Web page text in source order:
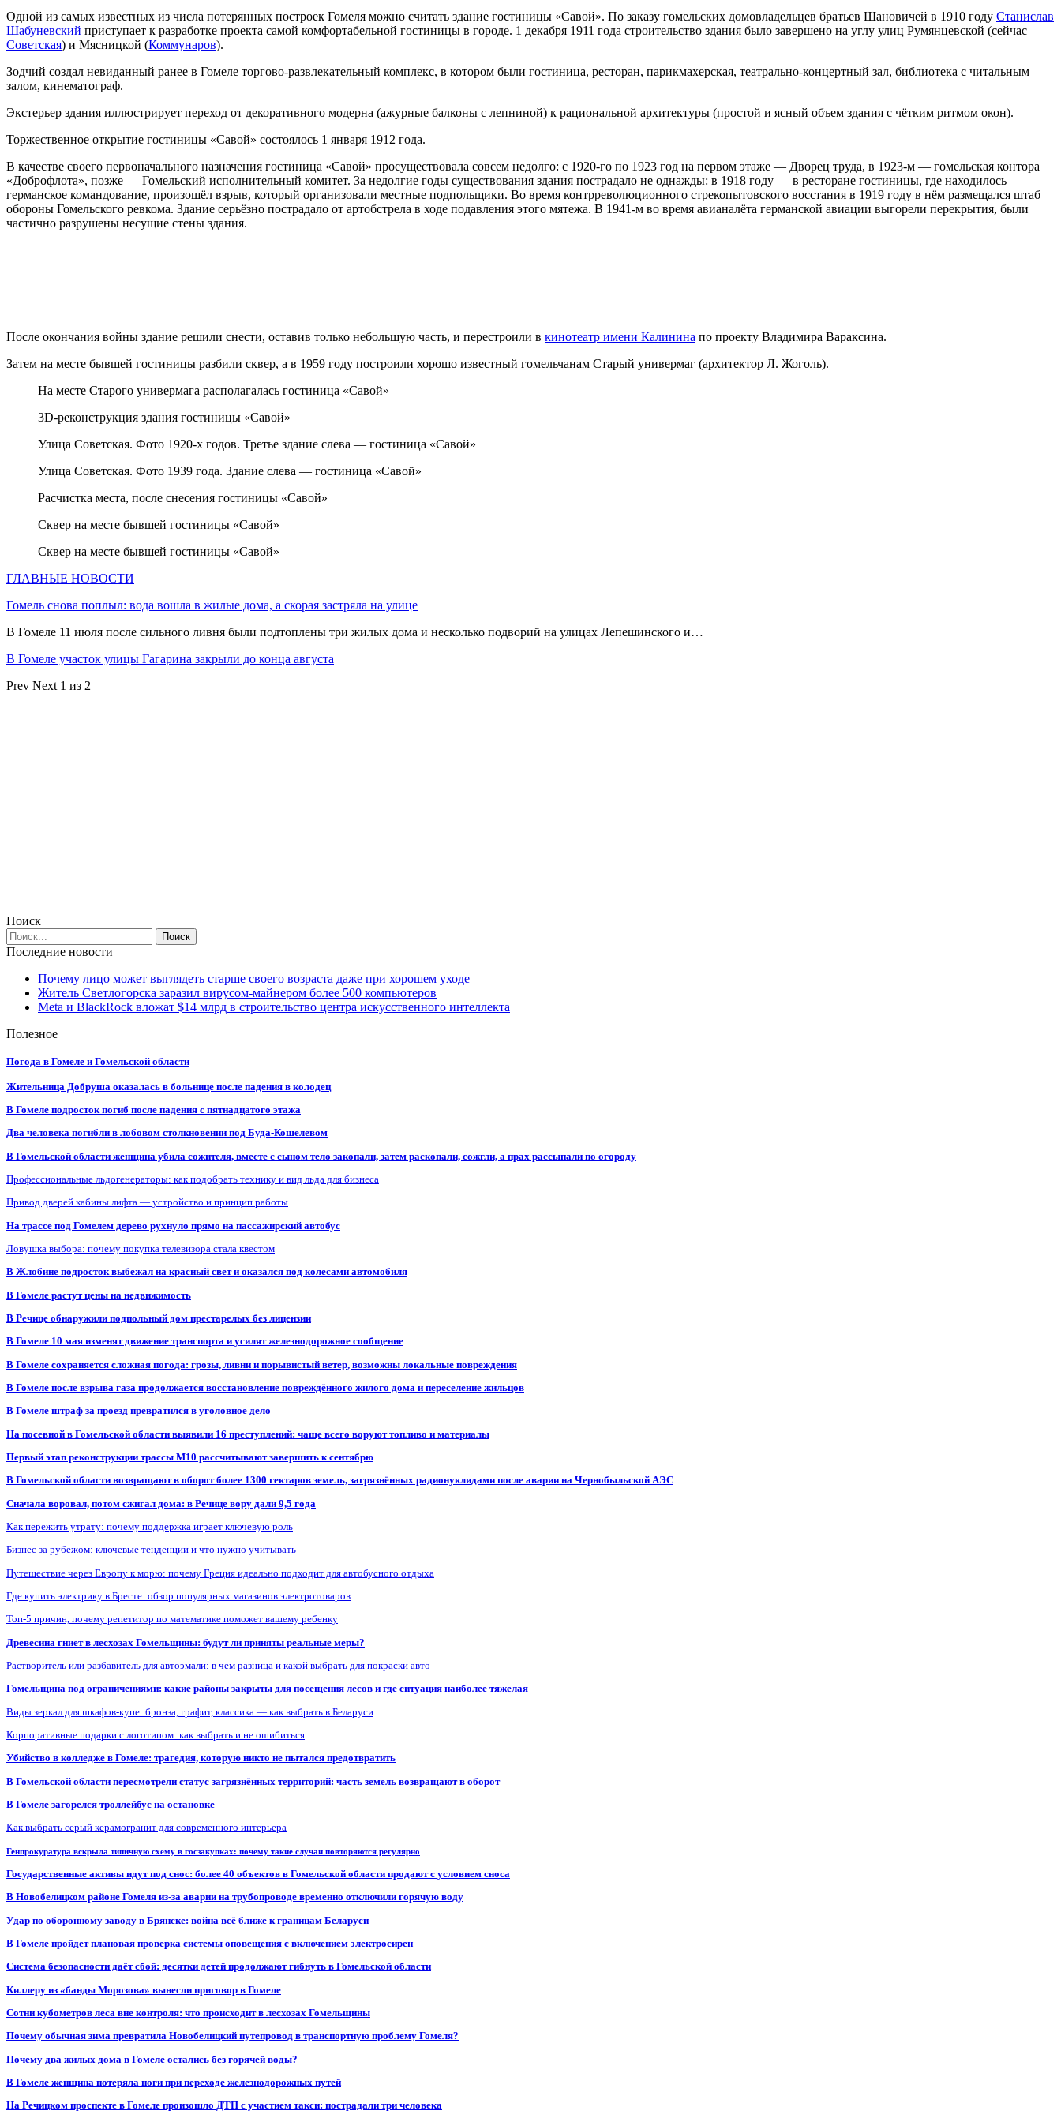
Одной из самых известных из числа потерянных построек Гомеля можно считать здание гостиницы «Савой». По заказу гомельских домовладельцев братьев Шановичей в 1910 году Станислав
Шабуневский приступает к разработке проекта самой комфортабельной гостиницы в городе. 1 декабря 1911 года строительство здания было завершено на углу улиц Румянцевской (сейчас
Советская) и Мясницкой (Коммунаров).
Зодчий создал невиданный ранее в Гомеле торгово-развлекательный комплекс, в котором были гостиница, ресторан, парикмахерская, театрально-концертный зал, библиотека с читальным
залом, кинематограф.
Экстерьер здания иллюстрирует переход от декоративного модерна (ажурные балконы с лепниной) к рациональной архитектуры (простой и ясный объем здания с чётким ритмом окон).
Торжественное открытие гостиницы «Савой» состоялось 1 января 1912 года.
В качестве своего первоначального назначения гостиница «Савой» просуществовала совсем недолго: с 1920-го по 1923 год на первом этаже — Дворец труда, в 1923-м — гомельская контора
«Доброфлота», позже — Гомельский исполнительный комитет. За недолгие годы существования здания пострадало не однажды: в 1918 году — в ресторане гостиницы, где находилось
германское командование, произошёл взрыв, который организовали местные подпольщики. Во время контрреволюционного стрекопытовского восстания в 1919 году в нём размещался штаб
обороны Гомельского ревкома. Здание серьёзно пострадало от артобстрела в ходе подавления этого мятежа. В 1941-м во время авианалёта германской авиации выгорели перекрытия, были
частично разрушены несущие стены здания.
После окончания войны здание решили снести, оставив только небольшую часть, и перестроили в кинотеатр имени Калинина по проекту Владимира Вараксина.
Затем на месте бывшей гостиницы разбили сквер, а в 1959 году построили хорошо известный гомельчанам Старый универмаг (архитектор Л. Жоголь).
На месте Старого универмага располагалась гостиница «Савой»
3D-реконструкция здания гостиницы «Савой»
Улица Советская. Фото 1920-х годов. Третье здание слева — гостиница «Савой»
Улица Советская. Фото 1939 года. Здание слева — гостиница «Савой»
Расчистка места, после снесения гостиницы «Савой»
Сквер на месте бывшей гостиницы «Савой»
Сквер на месте бывшей гостиницы «Савой»
ГЛАВНЫЕ НОВОСТИ
Гомель снова поплыл: вода вошла в жилые дома, а скорая застряла на улице
В Гомеле 11 июля после сильного ливня были подтоплены три жилых дома и несколько подворий на улицах Лепешинского и…
В Гомеле участок улицы Гагарина закрыли до конца августа
Prev Next 1 из 2
Поиск
Последние новости
Почему лицо может выглядеть старше своего возраста даже при хорошем уходе
Житель Светлогорска заразил вирусом-майнером более 500 компьютеров
Meta и BlackRock вложат $14 млрд в строительство центра искусственного интеллекта
Полезное
Погода в Гомеле и Гомельской области
Жительница Добруша оказалась в больнице после падения в колодец
В Гомеле подросток погиб после падения с пятнадцатого этажа
Два человека погибли в лобовом столкновении под Буда-Кошелевом
В Гомельской области женщина убила сожителя, вместе с сыном тело закопали, затем раскопали, сожгли, а прах рассыпали по огороду
Профессиональные льдогенераторы: как подобрать технику и вид льда для бизнеса
Привод дверей кабины лифта — устройство и принцип работы
На трассе под Гомелем дерево рухнуло прямо на пассажирский автобус
Ловушка выбора: почему покупка телевизора стала квестом
В Жлобине подросток выбежал на красный свет и оказался под колесами автомобиля
В Гомеле растут цены на недвижимость
В Речице обнаружили подпольный дом престарелых без лицензии
В Гомеле 10 мая изменят движение транспорта и усилят железнодорожное сообщение
В Гомеле сохраняется сложная погода: грозы, ливни и порывистый ветер, возможны локальные повреждения
В Гомеле после взрыва газа продолжается восстановление повреждённого жилого дома и переселение жильцов
В Гомеле штраф за проезд превратился в уголовное дело
На посевной в Гомельской области выявили 16 преступлений: чаще всего воруют топливо и материалы
Первый этап реконструкции трассы М10 рассчитывают завершить к сентябрю
В Гомельской области возвращают в оборот более 1300 гектаров земель, загрязнённых радионуклидами после аварии на Чернобыльской АЭС
Сначала воровал, потом сжигал дома: в Речице вору дали 9,5 года
Как пережить утрату: почему поддержка играет ключевую роль
Бизнес за рубежом: ключевые тенденции и что нужно учитывать
Путешествие через Европу к морю: почему Греция идеально подходит для автобусного отдыха
Где купить электрику в Бресте: обзор популярных магазинов электротоваров
Топ-5 причин, почему репетитор по математике поможет вашему ребенку
Древесина гниет в лесхозах Гомельщины: будут ли приняты реальные меры?
Растворитель или разбавитель для автоэмали: в чем разница и какой выбрать для покраски авто
Гомельщина под ограничениями: какие районы закрыты для посещения лесов и где ситуация наиболее тяжелая
Виды зеркал для шкафов-купе: бронза, графит, классика — как выбрать в Беларуси
Корпоративные подарки с логотипом: как выбрать и не ошибиться
Убийство в колледже в Гомеле: трагедия, которую никто не пытался предотвратить
В Гомельской области пересмотрели статус загрязнённых территорий: часть земель возвращают в оборот
В Гомеле загорелся троллейбус на остановке
Как выбрать серый керамогранит для современного интерьера
Генпрокуратура вскрыла типичную схему в госзакупках: почему такие случаи повторяются регулярно
Государственные активы идут под снос: более 40 объектов в Гомельской области продают с условием сноса
В Новобелицком районе Гомеля из-за аварии на трубопроводе временно отключили горячую воду
Удар по оборонному заводу в Брянске: война всё ближе к границам Беларуси
В Гомеле пройдет плановая проверка системы оповещения с включением электросирен
Система безопасности даёт сбой: десятки детей продолжают гибнуть в Гомельской области
Киллеру из «банды Морозова» вынесли приговор в Гомеле
Сотни кубометров леса вне контроля: что происходит в лесхозах Гомельщины
Почему обычная зима превратила Новобелицкий путепровод в транспортную проблему Гомеля?
Почему два жилых дома в Гомеле остались без горячей воды?
В Гомеле женщина потеряла ноги при переходе железнодорожных путей
На Речицком проспекте в Гомеле произошло ДТП с участием такси: пострадали три человека